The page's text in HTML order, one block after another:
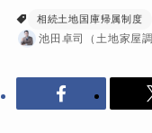
相続土地国庫帰属制度
池田卓司（土地家屋